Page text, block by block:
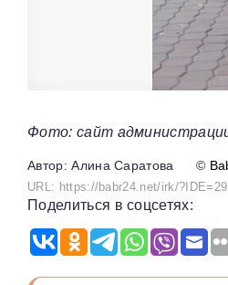
Фото: сайт
Алина Саратова ©
URL: https://babr24.net/irk/
Поделиться в соцсетях: